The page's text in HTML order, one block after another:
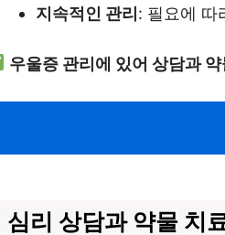
지속적인 관리: 필요에 따
우울증 관리에 있어 상담과
심리 상담과 약물 치